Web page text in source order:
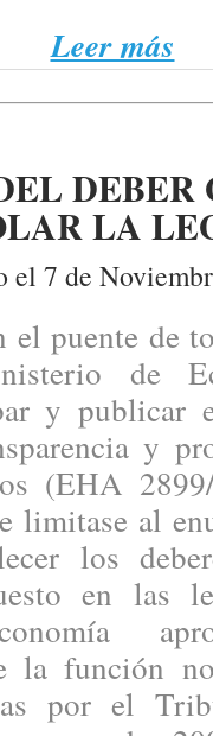
Leer más
DEBER
LA
el 7 de
puente de
de
y
y
(EHA
limitase al
los
en las
la función
por el